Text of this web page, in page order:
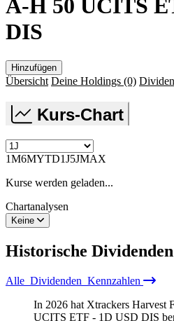
A-H 50 UCITS
DIS
Hinzufügen
Übersicht Deine Holdings (0)
Kurs-Chart
1M6MYTD1J5JMAX
Kurse werden geladen...
Chartanalysen
Keine
Historische Dividenden
Alle Dividenden Kennzahlen
In 2026 hat Xtrackers Harvest
UCITS ETF - 1D USD DIS